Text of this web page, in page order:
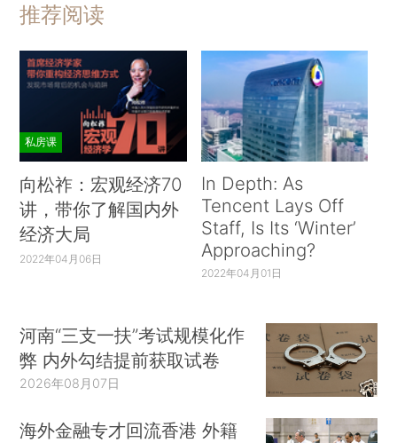
推荐阅读
私房课
向松祚：宏观经济70
讲，带你了解国内外
经济大局
2022年04月06日
In Depth: As
Tencent Lays Off
Staff, Is Its ‘Winter’
Approaching?
2022年04月01日
河南“三支一扶”考试规模化作
弊 内外勾结提前获取试卷
2026年08月07日
海外金融专才回流香港 外籍